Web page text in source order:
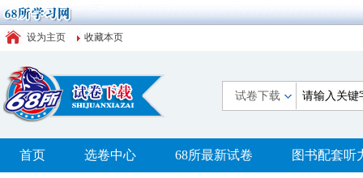
设为主页 收藏本页
试卷下载
首页 选卷中心 68所最新试卷 图书配套听